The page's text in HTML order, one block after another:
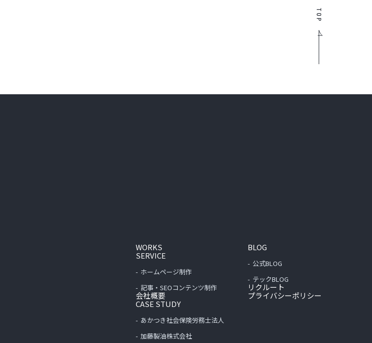
WORKS
SERVICE
ホームページ制作
記事・SEOコンテンツ制作
会社概要
CASE STUDY
あかつき社会保険労務士法人
加藤製油株式会社
BLOG
公式BLOG
テックBLOG
リクルート
プライバシーポリシー
TOP